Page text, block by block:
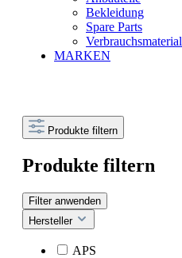
Bekleidung
Spare Parts
Verbrauchsmaterial
MARKEN
Produkte filtern
Produkte filtern
Filter anwenden
Hersteller
APS